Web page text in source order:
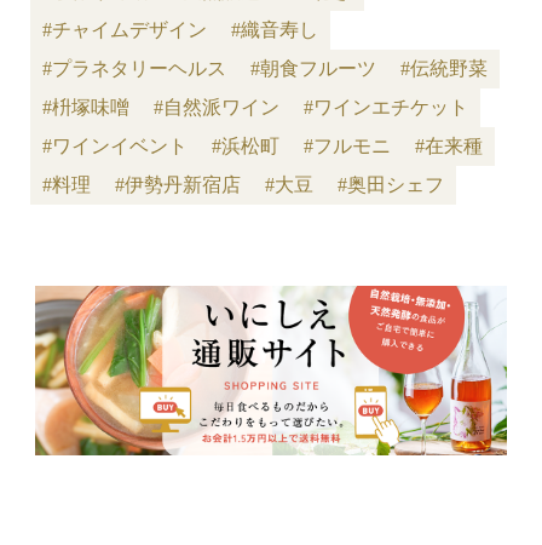
#チャイムデザイン
#織音寿し
#プラネタリーヘルス
#朝食フルーツ
#伝統野菜
#枡塚味噌
#自然派ワイン
#ワインエチケット
#ワインイベント
#浜松町 #フルモニ
#在来種
#料理
#伊勢丹新宿店 #大豆 #奥田シェフ